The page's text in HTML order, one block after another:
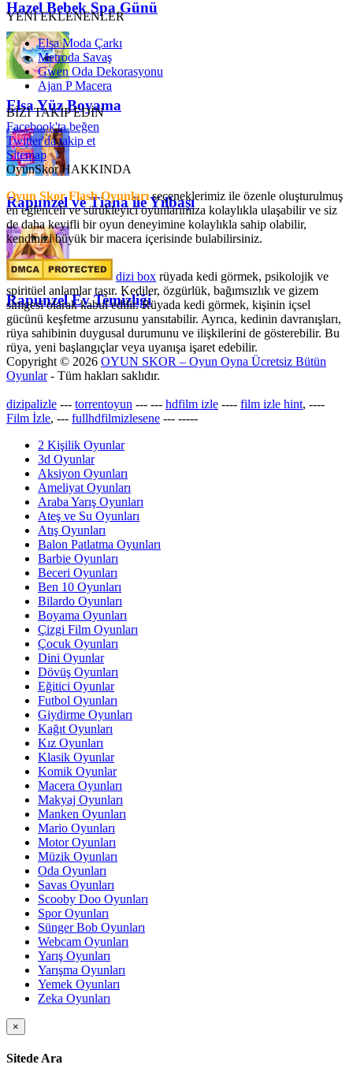
Hazel Bebek Spa Günü
Elsa Yüz Boyama
Rapunzel ve Tiana ile Yılbaşı
Rapunzel Ev Temizliği
YENİ EKLENENLER
Elsa Moda Çarkı
Metroda Savaş
Gwen Oda Dekorasyonu
Ajan P Macera
BİZİ TAKİP EDİN
Facebook'ta beğen
Twitter'da takip et
Sitemap
OyunSkor HAKKINDA
Oyun Skor Flash Oyunlarıseçeneklerimiz ile özenle oluşturulmuş
en eğlenceli ve sürükleyici oyunlarımıza kolaylıkla ulaşabilir ve siz
de daha keyifli bir oyun deneyimine kolaylıkla sahip olabilir,
kendinizi büyük bir macera içerisinde bulabilirsiniz.
dizi box rüyada kedi görmek​, psikolojik ve
spiritüel anlamlar taşır. Kediler, özgürlük, bağımsızlık ve gizem
simgesi olarak kabul edilir. Rüyada kedi görmek, kişinin içsel
gücünü keşfetme arzusunu yansıtabilir. Ayrıca, kedinin davranışları,
rüya sahibinin duygusal durumunu ve ilişkilerini de gösterebilir. Bu
rüya, yeni başlangıçlar veya uyanışa işaret edebilir.
Copyright © 2026 OYUN SKOR – Oyun Oyna Ücretsiz Bütün
Oyunlar- Tüm hakları saklıdır.
dizipalizle --- torrentoyun --- --- hdfilm izle ---- film izle hint, ----
Film İzle, --- fullhdfilmizlesene --- -----
2 Kişilik Oyunlar
3d Oyunlar
Aksiyon Oyunları
Ameliyat Oyunları
Araba Yarış Oyunları
Ateş ve Su Oyunları
Atış Oyunları
Balon Patlatma Oyunları
Barbie Oyunları
Beceri Oyunları
Ben 10 Oyunları
Bilardo Oyunları
Boyama Oyunları
Çizgi Film Oyunları
Çocuk Oyunları
Dini Oyunlar
Dövüş Oyunları
Eğitici Oyunlar
Futbol Oyunları
Giydirme Oyunları
Kağıt Oyunları
Kız Oyunları
Klasik Oyunlar
Komik Oyunlar
Macera Oyunları
Makyaj Oyunları
Manken Oyunları
Mario Oyunları
Motor Oyunları
Müzik Oyunları
Oda Oyunları
Savas Oyunları
Scooby Doo Oyunları
Spor Oyunları
Sünger Bob Oyunları
Webcam Oyunları
Yarış Oyunları
Yarışma Oyunları
Yemek Oyunları
Zeka Oyunları
×
Sitede Ara